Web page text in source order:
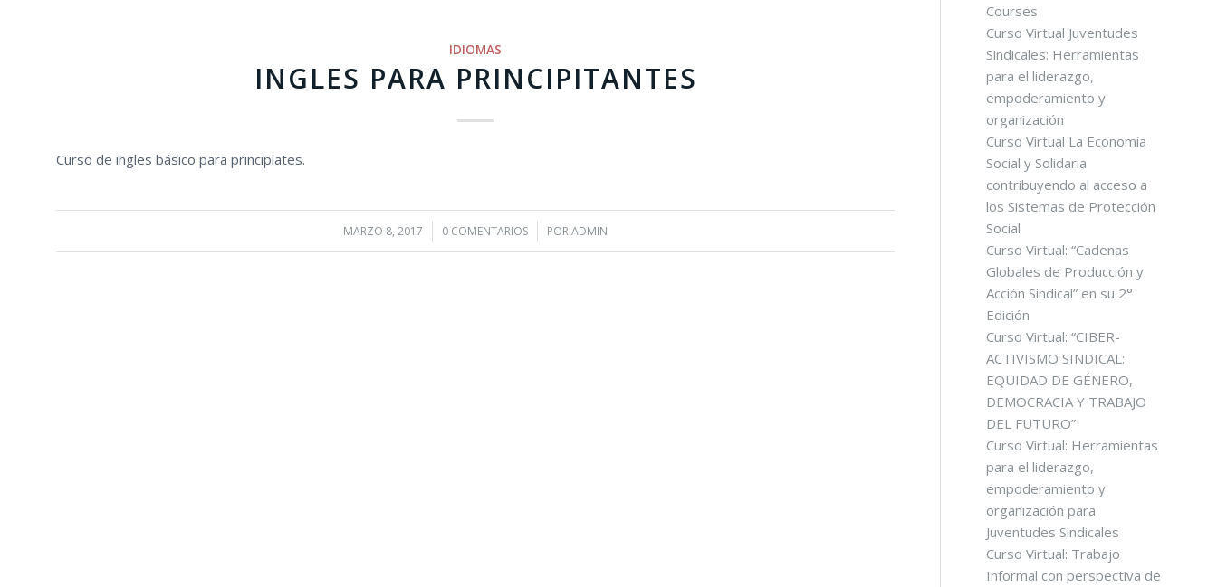
IDIOMAS
INGLES PARA PRINCIPITANTES
Curso de ingles básico para principiates.
MARZO 8, 2017
/ 0 COMENTARIOS
/ PORADMIN
Courses
Curso Virtual Juventudes
Sindicales: Herramientas
para el liderazgo,
empoderamiento y
organización
Curso Virtual La Economía
Social y Solidaria
contribuyendo al acceso a
los Sistemas de Protección
Social
Curso Virtual: “Cadenas
Globales de Producción y
Acción Sindical” en su 2°
Edición
Curso Virtual: “CIBER-
ACTIVISMO SINDICAL:
EQUIDAD DE GÉNERO,
DEMOCRACIA Y TRABAJO
DEL FUTURO”
Curso Virtual: Herramientas
para el liderazgo,
empoderamiento y
organización para
Juventudes Sindicales
Curso Virtual: Trabajo
Informal con perspectiva de